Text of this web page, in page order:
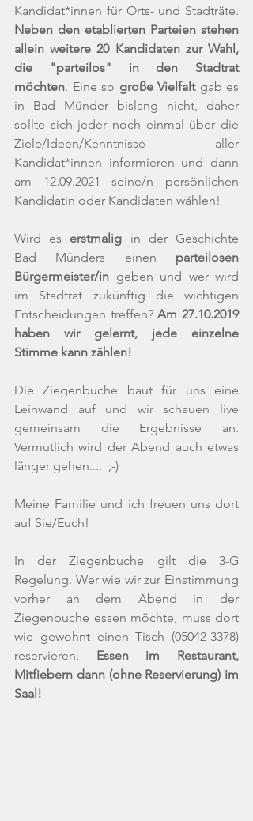
Neben den etablierten Parteien stehen
allein weitere 20 Kandidaten zur Wahl,
die "parteilos" in den Stadtrat
möchten. Eine so große Vielfalt gab es
in Bad Münder bislang nicht, daher
sollte sich jeder noch einmal über die
Ziele/Ideen/Kenntnisse aller
Kandidat*innen informieren und dann
am 12.09.2021 seine/n persönlichen
Kandidatin oder Kandidaten wählen!
Wird es erstmalig in der Geschichte
Bad Münders einen parteilosen
Bürgermeister/in geben und wer wird
im Stadtrat zukünftig die wichtigen
Entscheidungen treffen? Am 27.10.2019
haben wir gelernt, jede einzelne
Stimme kann zählen!
Die Ziegenbuche baut für uns eine
Leinwand auf und wir schauen live
gemeinsam die Ergebnisse an.
Vermutlich wird der Abend auch etwas
länger gehen.... ;-)
Meine Familie und ich freuen uns dort
auf Sie/Euch!
In der Ziegenbuche gilt die 3-G
Regelung. Wer wie wir zur Einstimmung
vorher an dem Abend in der
Ziegenbuche essen möchte, muss dort
wie gewohnt einen Tisch (05042-3378)
reservieren. Essen im Restaurant,
Mitfiebern dann (ohne Reservierung) im
Saal!